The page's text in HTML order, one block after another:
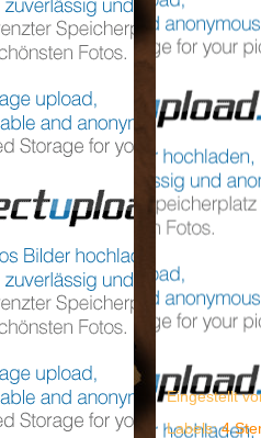
Eingestellt
Labels:4